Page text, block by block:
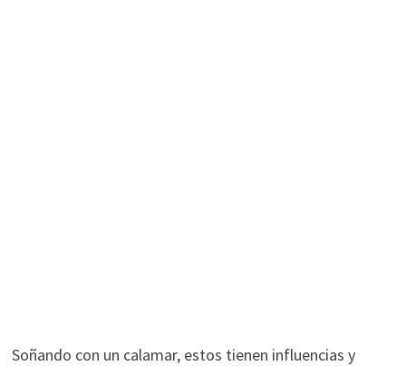
Soñando con un calamar, estos tienen influencias y